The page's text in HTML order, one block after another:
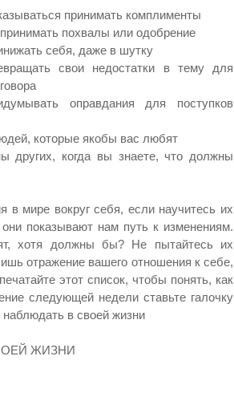
принимать комплименты
похвалы или одобрение
себя, даже в шутку
свои недостатки в тему для
оправдания для поступков
которые якобы вас любят
других, когда вы знаете, что должны
мире вокруг себя, если научитесь их
показывают нам путь к изменениям.
хотя должны бы? Не пытайтесь их
отражение вашего отношения к себе,
этот список, чтобы понять, как
следующей недели ставьте галочку
в своей жизни
ЖИЗНИ